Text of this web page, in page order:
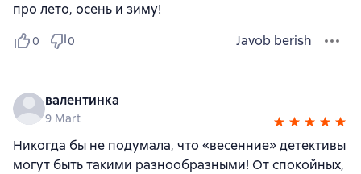
про лето, осень и зиму!
0 0 Javob berish
валентинка
9 Mart
Никогда бы не подумала, что «весенние» детективы
могут быть такими разнообразными! От спокойных,